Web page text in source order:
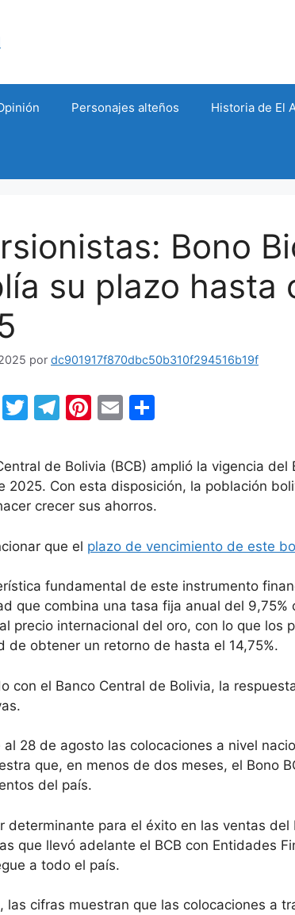
Personajes alteños Historia de El
Bono
su plazo hasta
por dc901917f870dbc50b310f294516b19f
W
p
p
T
itt
er
T
e
gr
a
m
Pi
er
e
st
E
ai
l
m
p
ar
tir
de Bolivia (BCB) amplió la vigencia
2025. Con esta disposición, la población
crecer sus ahorros.
que el plazo de vencimiento de este
fundamental de este instrumento
que combina una tasa fija anual del 9,75%
precio internacional del oro, con lo que los
de obtener un retorno de hasta el 14,75%.
con el Banco Central de Bolivia, la
al 28 de agosto las colocaciones a nivel
que, en menos de dos meses, el Bono
del país.
determinante para el éxito en las ventas del
que llevó adelante el BCB con Entidades
a todo el país.
las cifras muestran que las colocaciones a